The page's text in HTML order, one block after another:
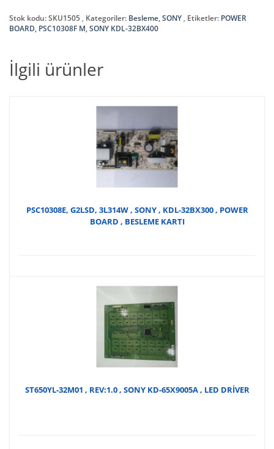
,
SONY
,
POWER
Stok kodu:SKU1505 Kategoriler: Besleme,SONY Etiketler: POWER
BOARD, PSC10308F M,SONY KDL-32BX400
İlgili ürünler
PSC10308E, G2LSD, 3L314W , SONY , KDL-32BX300 , POWER
BOARD , BESLEME KARTI
ST650YL-32M01 , REV:1.0 , SONY KD-65X9005A , LED DRİVER